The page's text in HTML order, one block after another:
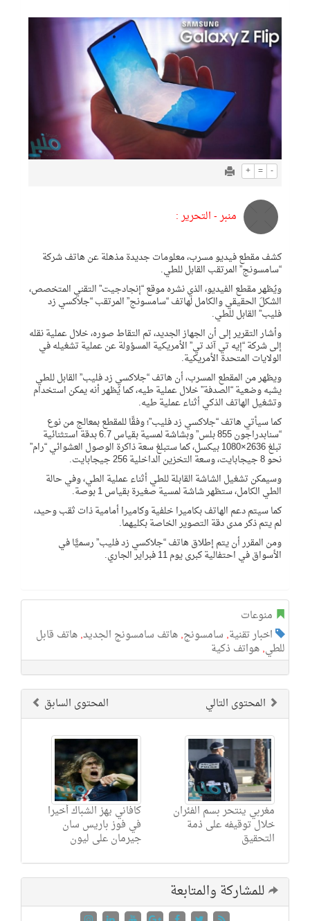
+ = -
منبر - التحرير :
كشف مقطع فيديو مسرب، معلومات جديدة مذهلة عن هاتف شركة
“سامسونج” المرتقب القابل للطي.
ويُظهر مقطع الفيديو، الذي نشره موقع “إنجادجيت” التقني المتخصص،
الشكلَ الحقيقي والكامل لهاتف “سامسونج” المرتقب “جلاكسي زد
فليب” القابل للطي.
وأشار التقرير إلى أن الجهاز الجديد، تم التقاط صوره، خلال عملية نقله
إلى شركة “إيه تي آند تي” الأمريكية المسؤولة عن عملية تشغيله في
الولايات المتحدة الأمريكية.
ويظهر من المقطع المسرب، أن هاتف “جلاكسي زد فليب” القابل للطي
يشبه وضعية “الصدفة” خلال عملية طيه، كما يُظهر أنه يمكن استخدام
وتشغيل الهاتف الذكي أثناء عملية طيه.
كما سيأتي هاتف “جلاكسي زد فليب”؛ وفقًا للمقطع بمعالج من نوع
“سنابدراجون 855 بلس” وبشاشة لمسية بقياس 6.7 بدقة استثنائية
تبلغ 2636×1080 بيكسل، كما ستبلغ سعة ذاكرة الوصول العشوائي “رام”
نحو 8 جيجابايت، وسعة التخزين الداخلية 256 جيجابايت.
وسيمكن تشغيل الشاشة القابلة للطي أثناء عملية الطي، وفي حالة
الطي الكامل، ستظهر شاشة لمسية صغيرة بقياس 1 بوصة.
كما سيتم دعم الهاتف بكاميرا خلفية وكاميرا أمامية ذات ثقب وحيد،
لم يتم ذكر مدى دقة التصوير الخاصة بكليهما.
ومن المقرر أن يتم إطلاق هاتف “جلاكسي زد فليب” رسميًّا في
الأسواق في احتفالية كبرى يوم 11 فبراير الجاري.
منوعات
اخبار تقنية, سامسونج,هاتف سامسونج الجديد,هاتف قابل
للطي,هواتف ذكية
المحتوى السابق المحتوى التالي
كافاني يهز الشباك أخيرا
في فوز باريس سان
جيرمان على ليون
مغربي ينتحر بسم الفئران
خلال توقيفه على ذمة
التحقيق
للمشاركة والمتابعة